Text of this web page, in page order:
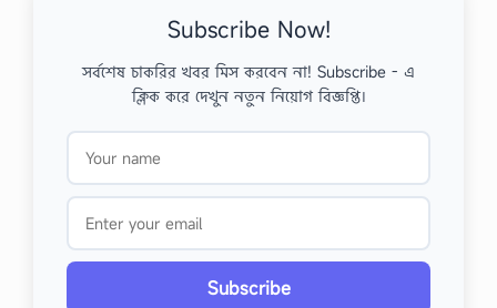
Subscribe Now!
সর্বশেষ চাকরির খবর মিস করবেন না! Subscribe - এ
ক্লিক করে দেখুন নতুন নিয়োগ বিজ্ঞপ্তি।
Subscribe